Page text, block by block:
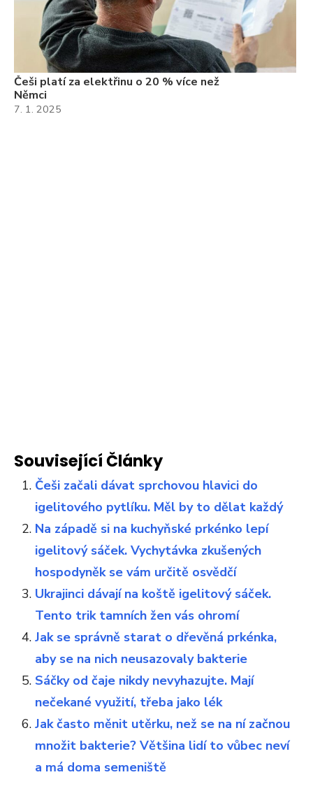
Češi platí za elektřinu o 20 % více než
Němci
7. 1. 2025
Související Články
Češi začali dávat sprchovou hlavici do
igelitového pytlíku. Měl by to dělat každý
Na západě si na kuchyňské prkénko lepí
igelitový sáček. Vychytávka zkušených
hospodyněk se vám určitě osvědčí
Ukrajinci dávají na koště igelitový sáček.
Tento trik tamních žen vás ohromí
Jak se správně starat o dřevěná prkénka,
aby se na nich neusazovaly bakterie
Sáčky od čaje nikdy nevyhazujte. Mají
nečekané využití, třeba jako lék
Jak často měnit utěrku, než se na ní začnou
množit bakterie? Většina lidí to vůbec neví
a má doma semeniště